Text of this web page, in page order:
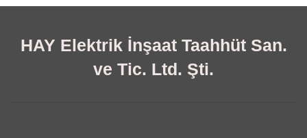
HAY Elektrik İnşaat Taahhüt San.
ve Tic. Ltd. Şti.